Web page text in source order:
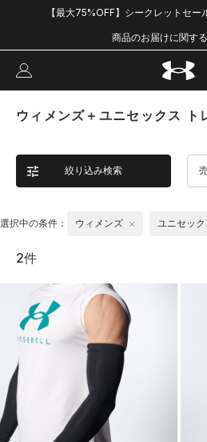
【最大75%OFF】シークレットセー
商品のお届けに関す
ウィメンズ＋ユニセックス ト
絞り込み検索
選択中の条件： ウィメンズ ユニセック
2件